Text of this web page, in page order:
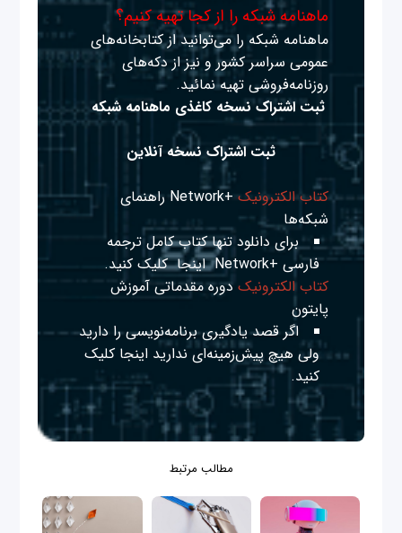
ماهنامه شبکه را از کجا تهیه کنیم؟
ماهنامه شبکه را می‌توانید از کتابخانه‌های
عمومی سراسر کشور و نیز از دکه‌های
روزنامه‌فروشی تهیه نمائید.
ثبت اشتراک نسخه کاغذی ماهنامه شبکه
ثبت اشتراک نسخه آنلاین
کتاب الکترونیک
+Network راهنمای
شبکه‌ها
برای دانلود تنها کتاب کامل ترجمه
فارسی +Network
اینجا کلیک کنید.
کتاب الکترونیک دوره مقدماتی آموزش
پایتون
اگر قصد یادگیری برنامه‌نویسی را دارید
ولی هیچ پیش‌زمینه‌ای نداریداینجا کلیک
کنید.
مطالب مرتبط